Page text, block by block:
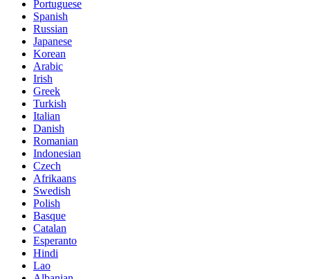
Portuguese
Spanish
Russian
Japanese
Korean
Arabic
Irish
Greek
Turkish
Italian
Danish
Romanian
Indonesian
Czech
Afrikaans
Swedish
Polish
Basque
Catalan
Esperanto
Hindi
Lao